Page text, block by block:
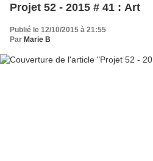
Projet 52 - 2015 # 41 : Art
Publié le 12/10/2015 à 21:55
Par Marie B